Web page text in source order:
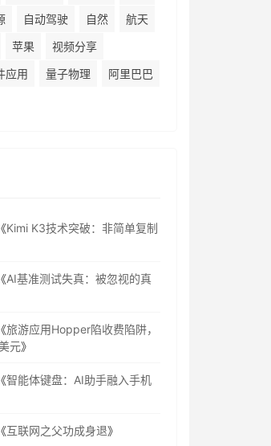
自动驾驶 自然
航天
苹果
视频分享
应用 量子物理
阿里巴巴
Kimi K3技术突破：非简单复制
AI基准测试失真：被忽视的真
旅游应用Hopper陷收费陷阱，
元》
智能体键盘：AI助手融入手机
互联网之父功成身退》